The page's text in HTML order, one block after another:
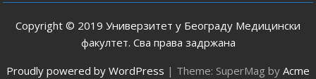
Copyright © 2019 Универзитет у Београду Медицински
факултет. Сва права задржана
Proudly powered by WordPress | Theme: SuperMag by Acme